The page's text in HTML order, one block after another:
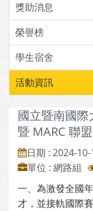
獎助消息
榮譽榜
學生宿舍
活動資訊
國立暨南國
暨 MARC 聯盟
日期 : 2024-
單位 : 網路組
一、為激發全國
才，並接軌國際